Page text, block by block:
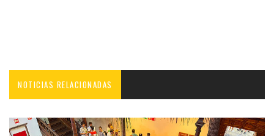
NOTICIAS RELACIONADAS